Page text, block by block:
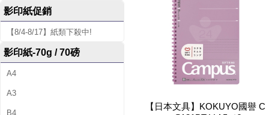
影印紙促銷
【8/4-8/17】紙類下殺中!
影印紙-70g / 70磅
A4
A3
B4
【日本文具】KOKUYO國譽 C